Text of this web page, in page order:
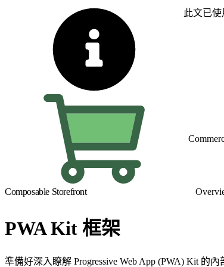
此文已
Composable Storefront
PWA Kit 框架
準備好深入瞭解 Progressive Web App (PWA) Kit